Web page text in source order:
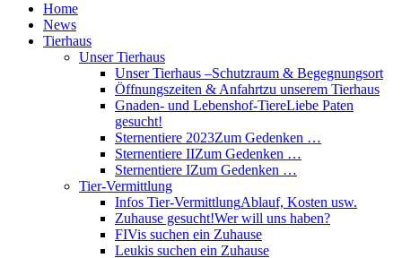
Home
News
Tierhaus
Unser Tierhaus
Unser Tierhaus –Schutzraum & Begegnungsort
Öffnungszeiten & Anfahrtzu unserem Tierhaus
Gnaden- und Lebenshof-TiereLiebe Paten
gesucht!
Sternentiere 2023Zum Gedenken …
Sternentiere IIZum Gedenken …
Sternentiere IZum Gedenken …
Tier-Vermittlung
Infos Tier-VermittlungAblauf, Kosten usw.
Zuhause gesucht!Wer will uns haben?
FIVis suchen ein Zuhause
Leukis suchen ein Zuhause